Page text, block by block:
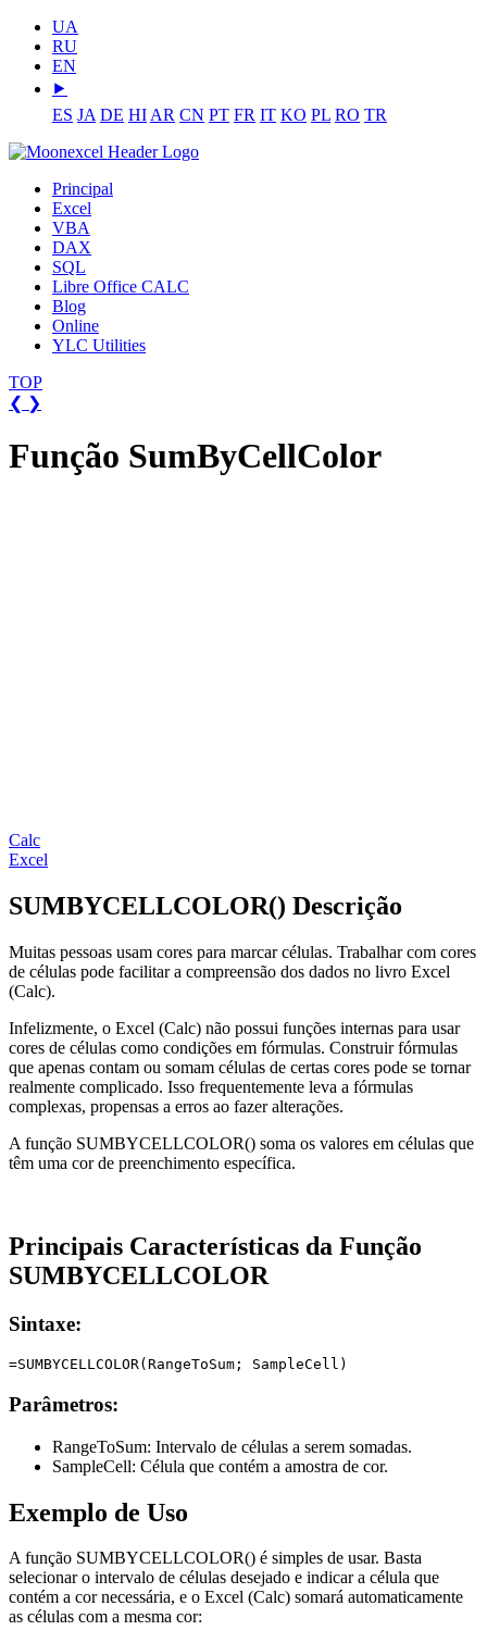
UA
RU
EN
⯈
ES JA DE HI AR CN PT FR IT KO PL RO TR
Principal
Excel
VBA
DAX
SQL
Libre Office CALC
Blog
Online
YLC Utilities
TOP
❮ ❯
Função SumByCellColor
Calc
Excel
SUMBYCELLCOLOR() Descrição
Muitas pessoas usam cores para marcar células. Trabalhar com cores
de células pode facilitar a compreensão dos dados no livro Excel
(Calc).
Infelizmente, o Excel (Calc) não possui funções internas para usar
cores de células como condições em fórmulas. Construir fórmulas
que apenas contam ou somam células de certas cores pode se tornar
realmente complicado. Isso frequentemente leva a fórmulas
complexas, propensas a erros ao fazer alterações.
A função SUMBYCELLCOLOR() soma os valores em células que
têm uma cor de preenchimento específica.
Principais Características da Função
SUMBYCELLCOLOR
Sintaxe:
Parâmetros:
RangeToSum: Intervalo de células a serem somadas.
SampleCell: Célula que contém a amostra de cor.
Exemplo de Uso
A função SUMBYCELLCOLOR() é simples de usar. Basta
selecionar o intervalo de células desejado e indicar a célula que
contém a cor necessária, e o Excel (Calc) somará automaticamente
as células com a mesma cor: